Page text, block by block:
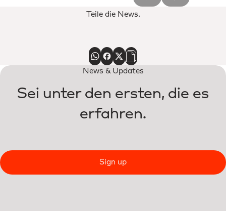
Teile die News.
News & Updates
Sei unter den ersten, die es
erfahren.
Sign up